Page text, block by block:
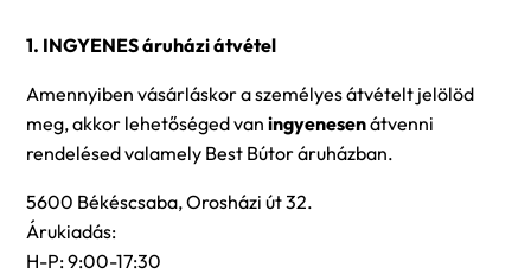
1. INGYENES áruházi átvétel
Amennyiben vásárláskor a személyes átvételt jelölöd
meg, akkor lehetőséged van ingyenesenátvenni
rendelésed valamely Best Bútor áruházban.
5600 Békéscsaba, Orosházi út 32.
Árukiadás:
H-P: 9:00-17:30